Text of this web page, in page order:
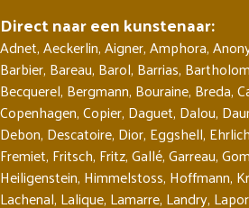
Direct naar een kunstenaar:
Adnet,Aeckerlin,Aigner,Amphora,
Barbier, Bareau, Barol, Barrias,
Becquerel, Bergmann, Bouraine, Breda,
Copenhagen,Copier, Daguet, Dalou,
Debon, Descatoire, Dior, Eggshell, Ehrlich
Fremiet, Fritsch, Fritz,Gallé,Garreau,
Heiligenstein, Himmelstoss, Hoffmann,
Lachenal, Lalique, Lamarre, Landry,